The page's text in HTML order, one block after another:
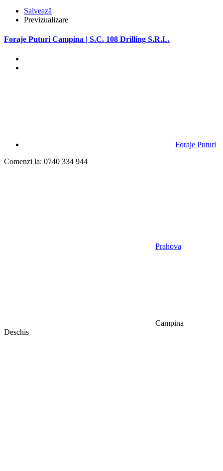
Salvează
Previzualizare
Foraje Puturi Campina | S.C. 108 Drilling S.R.L.
Foraje Puturi
Comenzi la: 0740 334 944
Prahova
Campina
Deschis